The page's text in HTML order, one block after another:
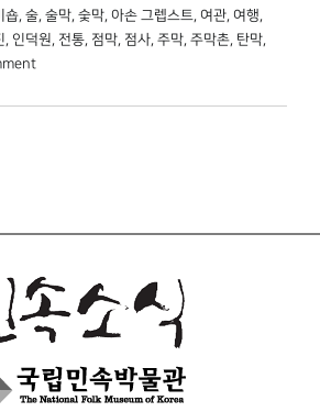
숍, 술, 술막, 숯막, 아손 그렙스트, 여관, 여행,
, 인덕원, 전통, 점막, 점사, 주막, 주막촌, 탄막,